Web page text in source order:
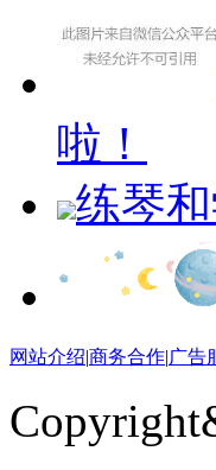
啦！
练琴
网站介绍|商务合作|广告